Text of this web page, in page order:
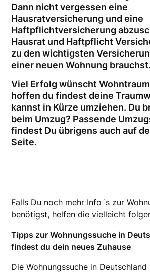
Dann nicht vergessen eine
Hausratversicherung und eine
Haftpflichtversicherung
Hausrat und Haftpflicht
zu den wichtigsten
einer neuen Wohnung brauchst.
Viel Erfolg wünscht
hoffen du findest deine
kannst in Kürze umziehen. Du
beim Umzug? Passende
findest Du übrigens auch auf
Seite.
Falls Du noch mehr Info´s zur
benötigst, helfen die vielleicht
Tipps zur Wohnungssuche in
findest du dein neues Zuhause
Die Wohnungssuche in